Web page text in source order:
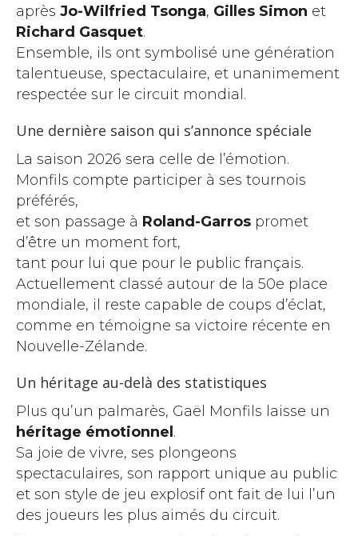
après Jo-Wilfried Tsonga, Gilles Simon et
Richard Gasquet.
Ensemble, ils ont symbolisé une génération
talentueuse, spectaculaire, et unanimement
respectée sur le circuit mondial.
Une dernière saison qui s’annonce spéciale
La saison 2026 sera celle de l’émotion.
Monfils compte participer à ses tournois
préférés,
et son passage à Roland-Garros promet
d’être un moment fort,
tant pour lui que pour le public français.
Actuellement classé autour de la 50e place
mondiale, il reste capable de coups d’éclat,
comme en témoigne sa victoire récente en
Nouvelle-Zélande.
Un héritage au-delà des statistiques
Plus qu’un palmarès, Gaël Monfils laisse un
héritage émotionnel.
Sa joie de vivre, ses plongeons
spectaculaires, son rapport unique au public
et son style de jeu explosif ont fait de lui l’un
des joueurs les plus aimés du circuit.